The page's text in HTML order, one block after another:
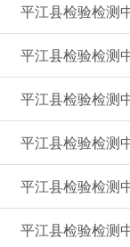
平江县检验检
平江县检验检测
平江县检验检测
平江县检验检测
平江县检验检测
平江县检验检测